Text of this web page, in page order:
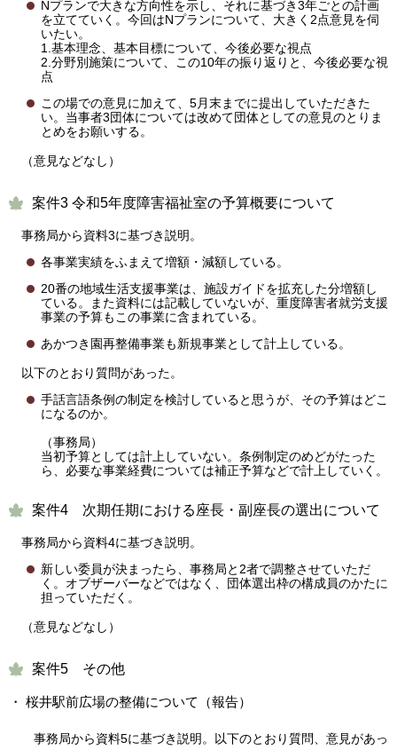
Nプランで大きな方向性を示し、それに基づき3年ごとの計画
を立てていく。今回はNプランについて、大きく2点意見を伺
いたい。
1.基本理念、基本目標について、今後必要な視点
2.分野別施策について、この10年の振り返りと、今後必要な視
点
この場での意見に加えて、5月末までに提出していただきた
い。当事者3団体については改めて団体としての意見のとりま
とめをお願いする。
（意見などなし）
案件3 令和5年度障害福祉室の予算概要について
事務局から資料3に基づき説明。
各事業実績をふまえて増額・減額している。
20番の地域生活支援事業は、施設ガイドを拡充した分増額し
ている。また資料には記載していないが、重度障害者就労支援
事業の予算もこの事業に含まれている。
あかつき園再整備事業も新規事業として計上している。
以下のとおり質問があった。
手話言語条例の制定を検討していると思うが、その予算はどこ
になるのか。
（事務局）
当初予算としては計上していない。条例制定のめどがたった
ら、必要な事業経費については補正予算などで計上していく。
案件4 次期任期における座長・副座長の選出について
事務局から資料4に基づき説明。
新しい委員が決まったら、事務局と2者で調整させていただ
く。オブザーバーなどではなく、団体選出枠の構成員のかたに
担っていただく。
（意見などなし）
案件5 その他
・ 桜井駅前広場の整備について（報告）
事務局から資料5に基づき説明。
以下のとおり質問、意見があっ